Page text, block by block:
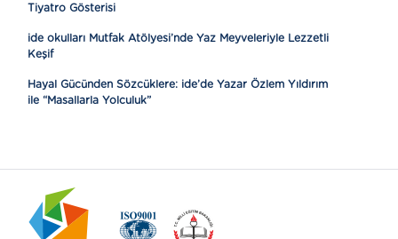
Tiyatro Gösterisi
ide okulları Mutfak Atölyesi’nde Yaz Meyveleriyle Lezzetli
Keşif
Hayal Gücünden Sözcüklere: ide’de Yazar Özlem Yıldırım
ile “Masallarla Yolculuk”